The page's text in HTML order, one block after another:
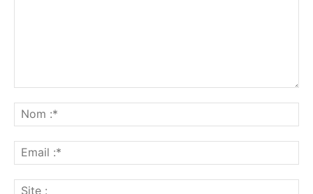
:*
:*